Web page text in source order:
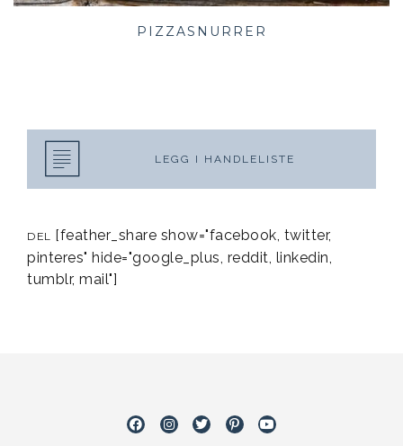
PIZZASNURRER
LEGG I HANDLELISTE
DEL [feather_share show="facebook, twitter,
pinteres" hide="google_plus, reddit, linkedin,
tumblr, mail"]
FacebookInstagram
TwitterPinterestYoutube